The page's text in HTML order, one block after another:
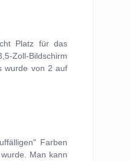
Platz für das
Zoll-Bildschirm
wurde von 2 auf
Farben
Man kann